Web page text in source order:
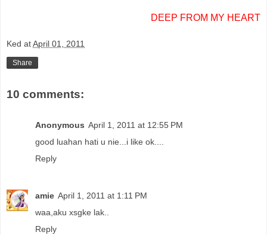
DEEP FROM MY HEART
Ked atApril 01, 2011
Share
10 comments:
Anonymous April 1, 2011 at 12:55 PM
good luahan hati u nie...i like ok....
Reply
amie April 1, 2011 at 1:11 PM
waa,aku xsgke lak..
Reply